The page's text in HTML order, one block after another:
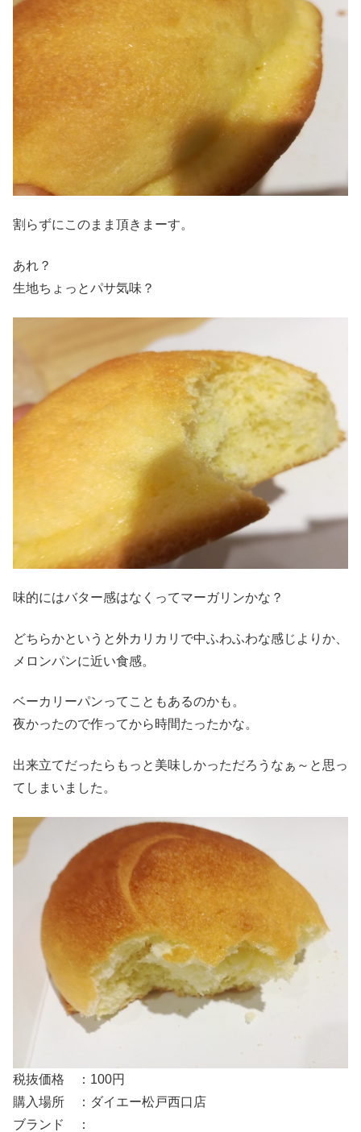
割らずにこのまま頂きまーす。
あれ？
生地ちょっとパサ気味？
味的にはバター感はなくってマーガリンかな？
どちらかというと外カリカリで中ふわふわな感じよりか、
メロンパンに近い食感。
ベーカリーパンってこともあるのかも。
夜かったので作ってから時間たったかな。
出来立てだったらもっと美味しかっただろうなぁ～と思っ
てしまいました。
税抜価格 ：100円
購入場所 ：ダイエー松戸西口店
ブランド ：